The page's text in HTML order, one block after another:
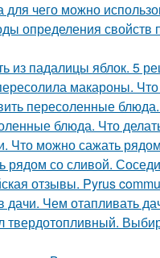
для чего можно
определения
из падалицы яблок. 5
макароны.
пересоленные
блюда. Что
Что можно сажать
рядом со сливой.
отзывы. Pyrus
Чем отапливать
твердотопливный.